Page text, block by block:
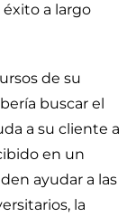
a largo
de su
buscar el
a su cliente a
en un
ayudar a las
la